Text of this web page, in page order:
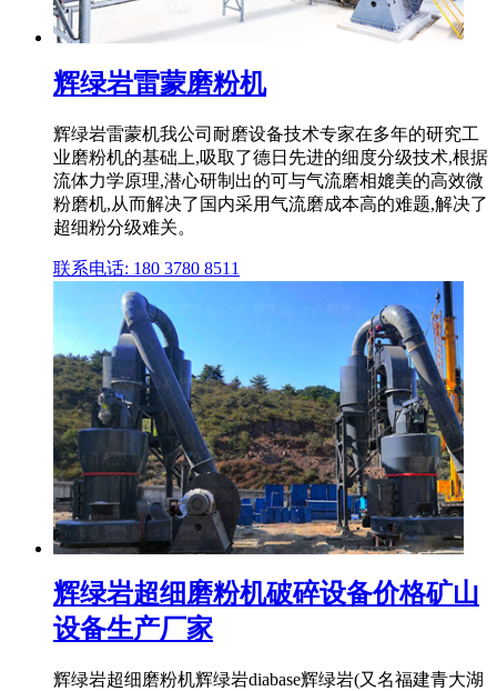
辉绿岩雷蒙磨粉机
辉绿岩雷蒙机我公司耐磨设备技术专家在多年的研究工
业磨粉机的基础上,吸取了德日先进的细度分级技术,根据
流体力学原理,潜心研制出的可与气流磨相媲美的高效微
粉磨机,从而解决了国内采用气流磨成本高的难题,解决了
超细粉分级难关。
联系电话: 180 3780 8511
辉绿岩超细磨粉机破碎设备价格矿山
设备生产厂家
辉绿岩超细磨粉机辉绿岩diabase辉绿岩(又名福建青大湖